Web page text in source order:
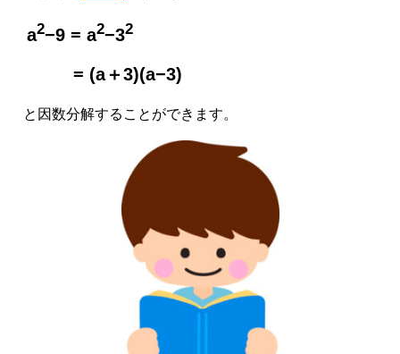
a2−9 = a2−32
= (a＋3)(a−3)
と因数分解することができます。